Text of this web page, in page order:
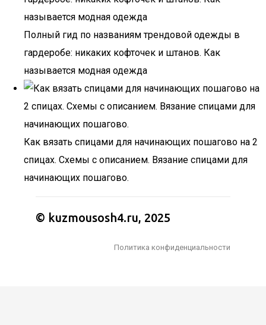
Полный гид по названиям трендовой одежды в
гардеробе: никаких кофточек и штанов. Как
называется модная одежда
Как вязать спицами для начинающих пошагово на 2
спицах. Схемы с описанием. Вязание спицами для
начинающих пошагово.
© kuzmousosh4.ru, 2025
Политика конфиденциальности